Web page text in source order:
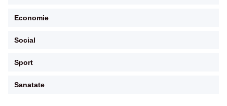
Economie
Social
Sport
Sanatate